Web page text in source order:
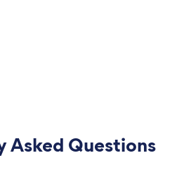
Asked Questions